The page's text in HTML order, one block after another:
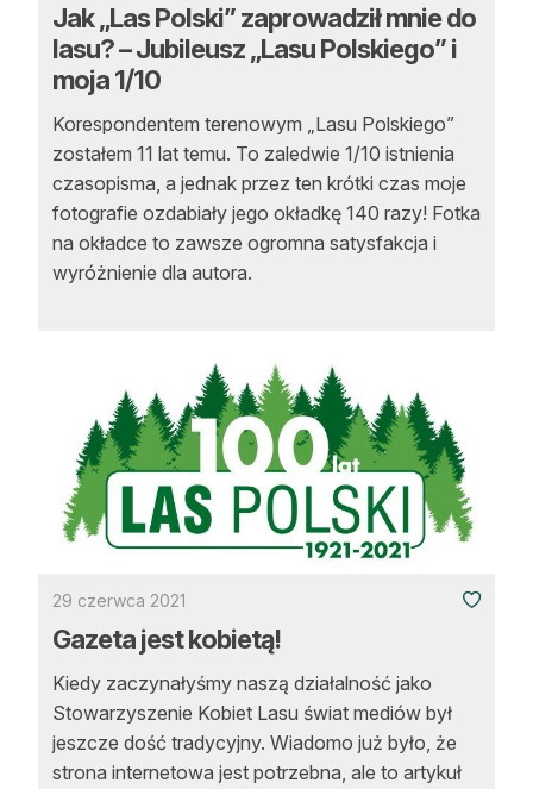
Reklama
Zostań autorem
Archiwum
Kontakt
Jak „Las Polski” zaprowadził mnie do
lasu? – Jubileusz „Lasu Polskiego” i
moja 1/10
Korespondentem terenowym „Lasu Polskiego”
zostałem 11 lat temu. To zaledwie 1/10 istnienia
czasopisma, a jednak przez ten krótki czas moje
fotografie ozdabiały jego okładkę 140 razy! Fotka
na okładce to zawsze ogromna satysfakcja i
wyróżnienie dla autora.
29 czerwca 2021
Gazeta jest kobietą!
Kiedy zaczynałyśmy naszą działalność jako
Stowarzyszenie Kobiet Lasu świat mediów był
jeszcze dość tradycyjny. Wiadomo już było, że
strona internetowa jest potrzebna, ale to artykuł